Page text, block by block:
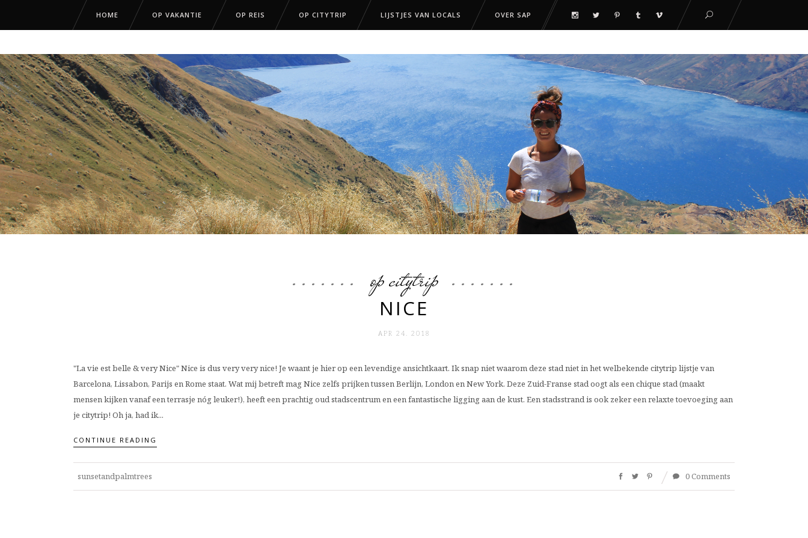
HOME OP VAKANTIE OP REIS OP CITYTRIP LIJSTJES VAN LOCALS OVER SAP
op citytrip
NICE
APR 24. 2018
"La vie est belle & very Nice" Nice is dus very very nice! Je waant je hier op een levendige ansichtkaart. Ik snap niet waarom deze stad niet in het welbekende citytrip lijstje van
Barcelona, Lissabon, Parijs en Rome staat. Wat mij betreft mag Nice zelfs prijken tussen Berlijn, London en New York. Deze Zuid-Franse stad oogt als een chique stad (maakt
mensen kijken vanaf een terrasje nóg leuker!), heeft een prachtig oud stadscentrum en een fantastische ligging aan de kust. Een stadsstrand is ook zeker een relaxte toevoeging aan
je citytrip! Oh ja, had ik...
CONTINUE READING
sunsetandpalmtrees 0 Comments